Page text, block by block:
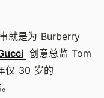
就是为 Burberry
创意总监 Tom
仅 30 岁的